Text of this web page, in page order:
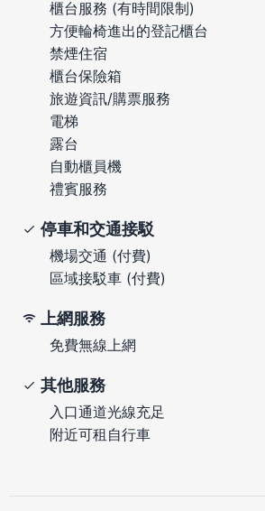
櫃台服務 (有時間限制)
方便輪椅進出的登記櫃台
禁煙住宿
櫃台保險箱
旅遊資訊/購票服務
電梯
露台
自動櫃員機
禮賓服務
停車和交通接駁
機場交通 (付費)
區域接駁車 (付費)
上網服務
免費無線上網
其他服務
入口通道光線充足
附近可租自行車